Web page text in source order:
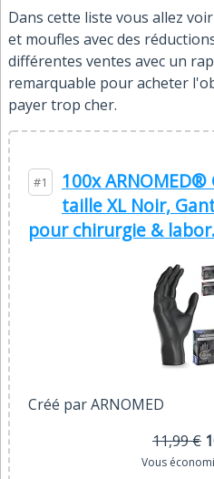
Dans cette liste vous allez
et moufles avec des
différentes ventes avec un
remarquable pour acheter
payer trop cher.
#1
100x
taille XL Noir,
pour chirurgie &
Créé par ARNOMED
11,99 €
Vous